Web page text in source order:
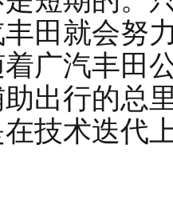
田就会努
广汽丰田
出行的总
技术迭代